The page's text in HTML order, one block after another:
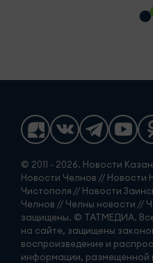
© 2011 - 2026. Новости
Новости Челнов // Новости
Чистополя // Новости
Челнов // Челны новости //
защищены. © ТАТМЕДИА.
на сайте, защищены
воспроизведение и
информации, размещенной